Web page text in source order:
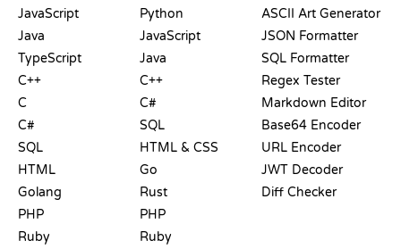
JavaScript
Java
TypeScript
C++
C
C#
SQL
HTML
Golang
PHP
Ruby
Python
JavaScript
Java
C++
C#
SQL
HTML & CSS
Go
Rust
PHP
Ruby
ASCII Art Generator
JSON Formatter
SQL Formatter
Regex Tester
Markdown Editor
Base64 Encoder
URL Encoder
JWT Decoder
Diff Checker